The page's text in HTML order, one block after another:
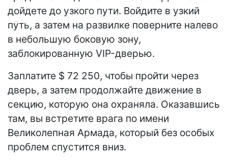
дойдете до узкого пути. Войдите в узкий
путь, а затем на развилке поверните налево
в небольшую боковую зону,
заблокированную VIP-дверью.
Заплатите $ 72 250, чтобы пройти через
дверь, а затем продолжайте движение в
секцию, которую она охраняла. Оказавшись
там, вы встретите врага по имени
Великолепная Армада, который без особых
проблем спустится вниз.